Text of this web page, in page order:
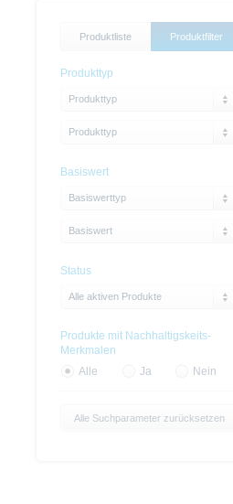
Produktliste Produktfilter
Produkttyp
Produkttyp
Produkttyp
Basiswert
Basiswerttyp
Basiswert
Status
Alle aktiven Produkte
Produkte mit Nachhaltigskeits-
Merkmalen
Alle
Ja Nein
Alle Suchparameter zurücksetzen